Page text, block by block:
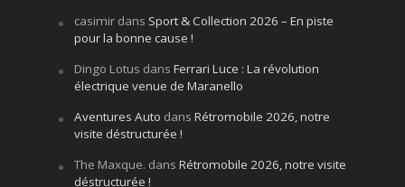
casimirdans Sport & Collection 2026 – En piste
pour la bonne cause !
Dingo Lotus dans Ferrari Luce : La révolution
électrique venue de Maranello
Aventures Auto dans Rétromobile 2026, notre
visite déstructurée !
The Maxque. dans Rétromobile 2026, notre visite
déstructurée !